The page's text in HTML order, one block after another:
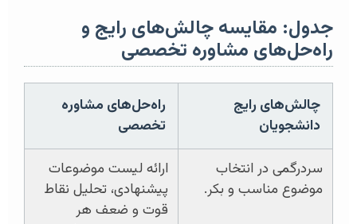
جدول: مقایسه چالش‌های رایج و
راه‌حل‌های مشاوره تخصصی
چالش‌های رایج
دانشجویان
راه‌حل‌های مشاوره
تخصصی
سردرگمی در انتخاب
موضوع مناسب و بکر.
ارائه لیست موضوعات
پیشنهادی، تحلیل نقاط
قوت و ضعف هر